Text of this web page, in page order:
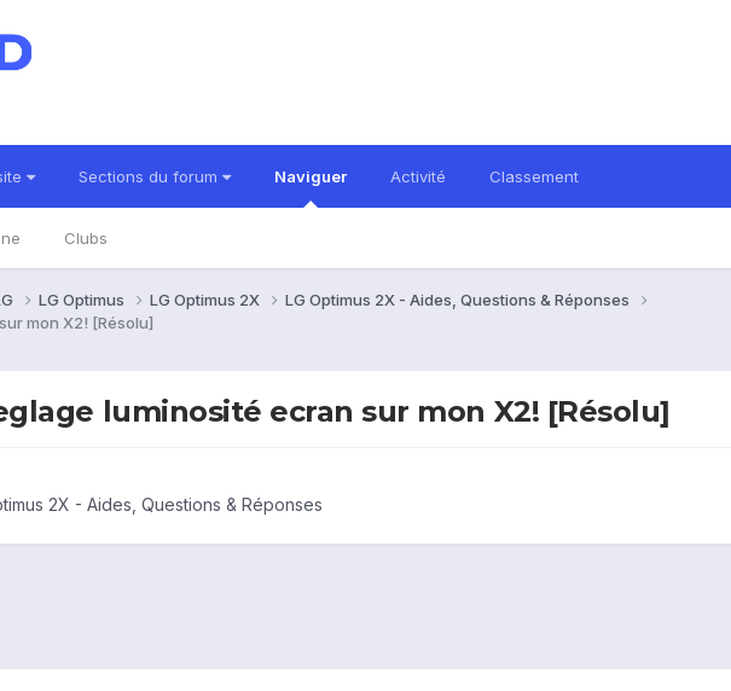
Sections du forum Naviguer
Clubs
Activité Classement
LG Optimus LG Optimus 2X
LG Optimus 2X - Aides, Questions & Réponses
mon X2! [Résolu]
luminosité ecran sur mon X2! [Résolu]
2X - Aides, Questions & Réponses